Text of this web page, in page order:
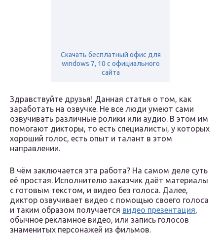
Скачать бесплатный офис для
windows 7, 10 с официального
сайта
Здравствуйте друзья! Данная статья о том, как
заработать на озвучке. Не все люди умеют сами
озвучивать различные ролики или аудио. В этом им
помогают дикторы, то есть специалисты, у которых
хороший голос, есть опыт и талант в этом
направлении.
В чём заключается эта работа? На самом деле суть
её простая. Исполнителю заказчик даёт материалы
с готовым текстом, и видео без голоса. Далее,
диктор озвучивает видео с помощью своего голоса
и таким образом получается видео презентация,
обычное рекламное видео, или запись голосов
знаменитых персонажей из фильмов.